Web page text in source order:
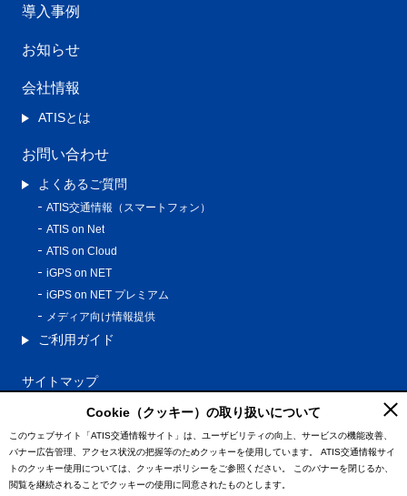
導入事例
お知らせ
会社情報
ATISとは
お問い合わせ
よくあるご質問
ATIS交通情報（スマートフォン）
ATIS on Net
ATIS on Cloud
iGPS on NET
iGPS on NET プレミアム
メディア向け情報提供
ご利用ガイド
サイトマップ
プライバシーポリシー
利用規約
特定商取引法に基づく表記
情報の外部通信について
Cookie（クッキー）の取り扱いについて
このウェブサイト「ATIS交通情報サイト」は、ユーザビリティの向上、サービスの機能改善、
バナー広告管理、アクセス状況の把握等のためクッキーを使用しています。
ATIS交通情報サイ
トのクッキー使用については、クッキーポリシーをご参照ください。
このバナーを閉じるか、
閲覧を継続されることでクッキーの使用に同意されたものとします。